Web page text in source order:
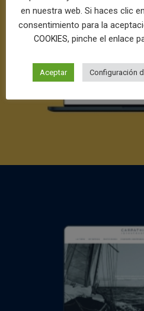
en nuestra web. Si haces clic
consentimiento para la
COOKIES, pinche el enlace
Aceptar Configuración